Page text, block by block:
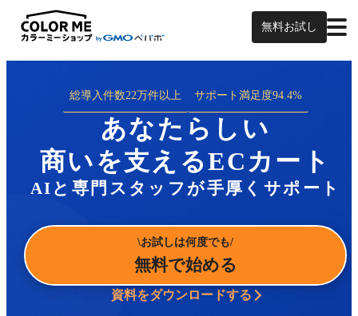
無料お試し
総導入件数22万件以上 サポート満足度94.4%
あなたらしい
商いを支えるECカート
AIと専門スタッフが手厚くサポート
お試しは何度でも
無料で始める
資料をダウンロードする